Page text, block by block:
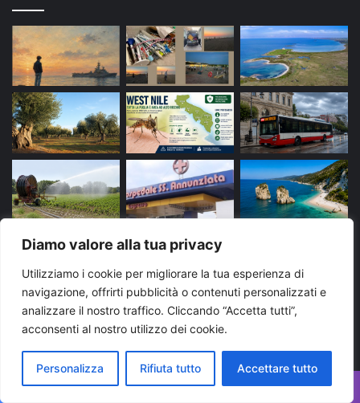
Diamo valore alla tua privacy
Utilizziamo i cookie per migliorare la tua esperienza di
navigazione, offrirti pubblicità o contenuti personalizzati e
analizzare il nostro traffico. Cliccando “Accetta tutti”,
acconsenti al nostro utilizzo dei cookie.
Personalizza Rifiuta tutto Accettare tutto
arresto bari Brindisi carabinieri cronaca
evidenza Foggia Lecce Martina Franca
News Puglia notizie polizia di stato puglia